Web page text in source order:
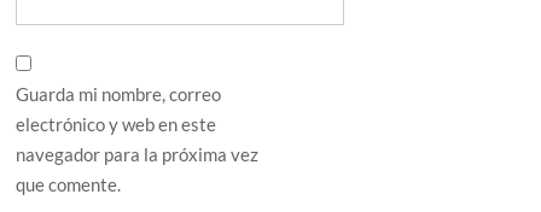
Guarda mi nombre, correo
electrónico y web en este
navegador para la próxima vez
que comente.